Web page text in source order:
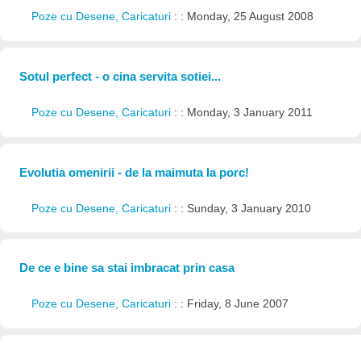
Poze cu Desene, Caricaturi : : Monday, 25 August 2008
Sotul perfect - o cina servita sotiei...
Poze cu Desene, Caricaturi : : Monday, 3 January 2011
Evolutia omenirii - de la maimuta la porc!
Poze cu Desene, Caricaturi : : Sunday, 3 January 2010
De ce e bine sa stai imbracat prin casa
Poze cu Desene, Caricaturi : : Friday, 8 June 2007